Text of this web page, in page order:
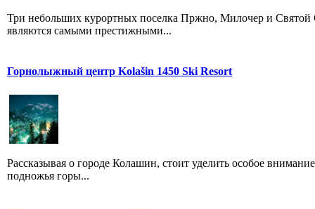
Три небольших курортных поселка Пржно, Милочер и Святой
являются самыми престижными...
Горнолыжный центр Kolašin 1450 Ski Resort
Рассказывая о городе Колашин, стоит уделить особое
подножья горы...